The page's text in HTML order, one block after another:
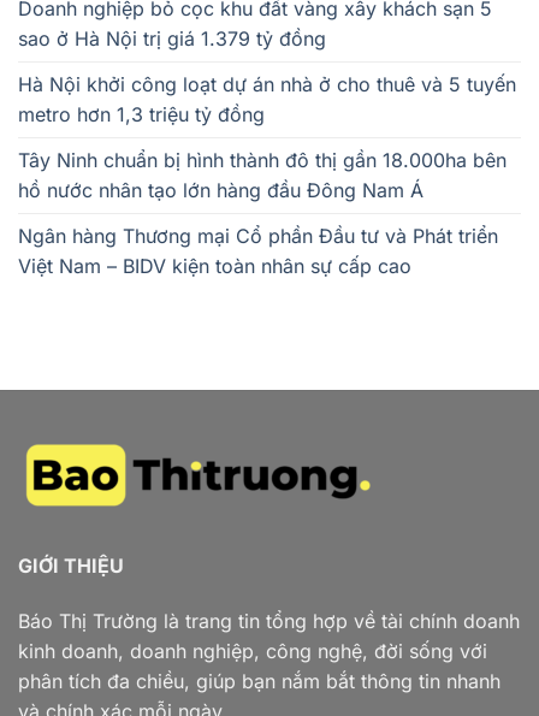
Doanh nghiệp bỏ cọc khu đất vàng xây khách sạn 5
sao ở Hà Nội trị giá 1.379 tỷ đồng
Hà Nội khởi công loạt dự án nhà ở cho thuê và 5 tuyến
metro hơn 1,3 triệu tỷ đồng
Tây Ninh chuẩn bị hình thành đô thị gần 18.000ha bên
hồ nước nhân tạo lớn hàng đầu Đông Nam Á
Ngân hàng Thương mại Cổ phần Đầu tư và Phát triển
Việt Nam – BIDV kiện toàn nhân sự cấp cao
GIỚI THIỆU
Báo Thị Trường là trang tin tổng hợp về tài chính doanh
kinh doanh, doanh nghiệp, công nghệ, đời sống với
phân tích đa chiều, giúp bạn nắm bắt thông tin nhanh